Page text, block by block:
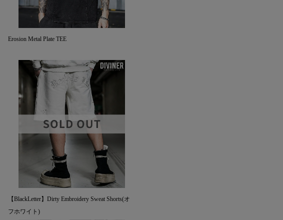
Erosion Metal Plate TEE
【BlackLetter】Dirty Embroidery Sweat Shorts(オ
フホワイト)